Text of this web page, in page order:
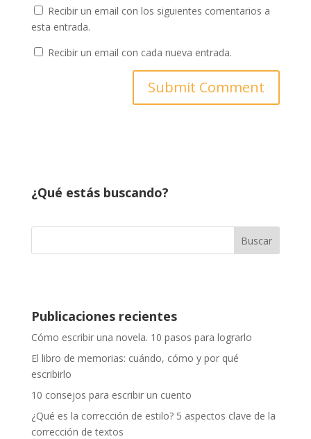
Recibir un email con los siguientes comentarios a
esta entrada.
Recibir un email con cada nueva entrada.
¿Qué estás buscando?
Buscar
Publicaciones recientes
Cómo escribir una novela. 10 pasos para lograrlo
El libro de memorias: cuándo, cómo y por qué
escribirlo
10 consejos para escribir un cuento
¿Qué es la corrección de estilo? 5 aspectos clave de la
corrección de textos